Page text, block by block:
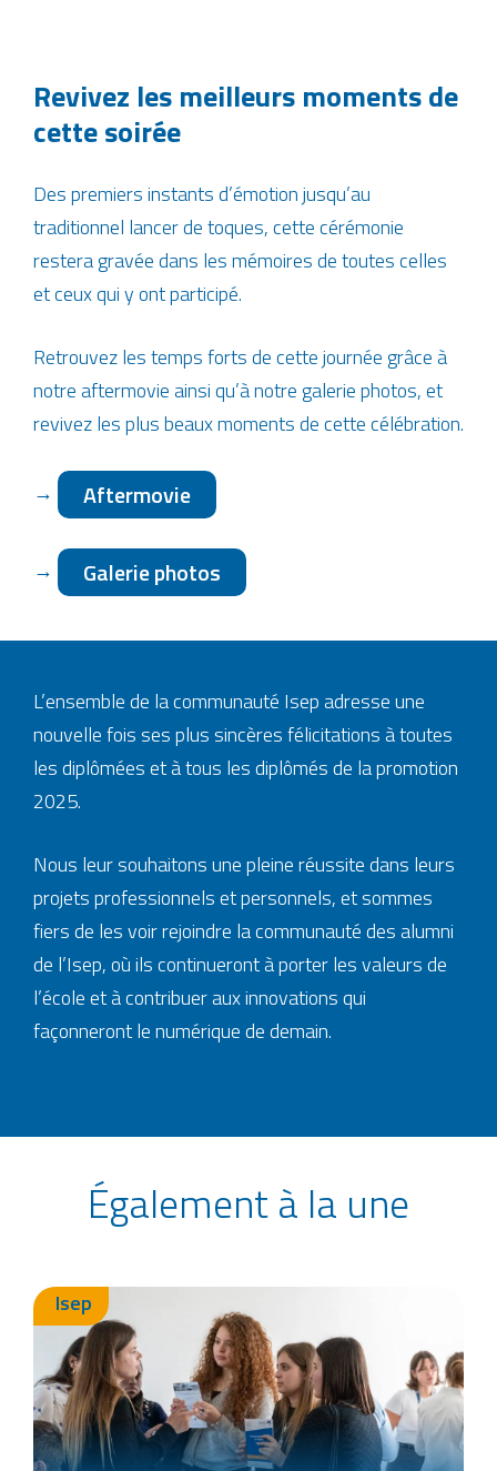
Revivez les meilleurs moments de
cette soirée
Des premiers instants d’émotion jusqu’au
traditionnel lancer de toques, cette cérémonie
restera gravée dans les mémoires de toutes celles
et ceux qui y ont participé.
Retrouvez les temps forts de cette journée grâce à
notre aftermovie ainsi qu’à notre galerie photos, et
revivez les plus beaux moments de cette célébration.
→ Aftermovie
→ Galerie photos
L’ensemble de la communauté Isep adresse une
nouvelle fois ses plus sincères félicitations à toutes
les diplômées et à tous les diplômés de la promotion
2025.
Nous leur souhaitons une pleine réussite dans leurs
projets professionnels et personnels, et sommes
fiers de les voir rejoindre la communauté des alumni
de l’Isep, où ils continueront à porter les valeurs de
l’école et à contribuer aux innovations qui
façonneront le numérique de demain.
Également à la une
Isep